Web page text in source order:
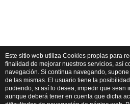
Este sitio web utiliza Cookies propias para
finalidad de mejorar nuestros servicios, así
navegación. Si continua navegando,
de las mismas. El usuario tiene la
pudiendo, si así lo desea, impedir que sean
aunque deberá tener en cuenta que dicha